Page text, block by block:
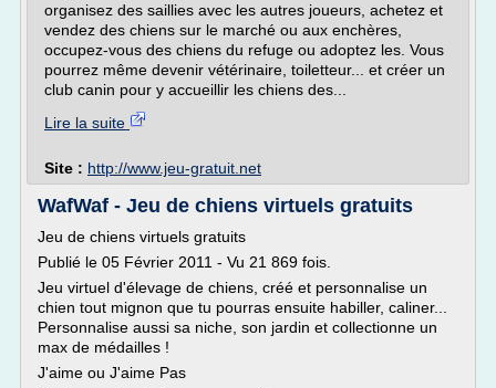
organisez des saillies avec les autres joueurs, achetez et
vendez des chiens sur le marché ou aux enchères,
occupez-vous des chiens du refuge ou adoptez les. Vous
pourrez même devenir vétérinaire, toiletteur... et créer un
club canin pour y accueillir les chiens des...
Lire la suite
Site : http://www.jeu-gratuit.net
WafWaf - Jeu de chiens virtuels gratuits
Jeu de chiens virtuels gratuits
Publié le 05 Février 2011 - Vu 21 869 fois.
Jeu virtuel d'élevage de chiens, créé et personnalise un
chien tout mignon que tu pourras ensuite habiller, caliner...
Personnalise aussi sa niche, son jardin et collectionne un
max de médailles !
J'aime ou J'aime Pas